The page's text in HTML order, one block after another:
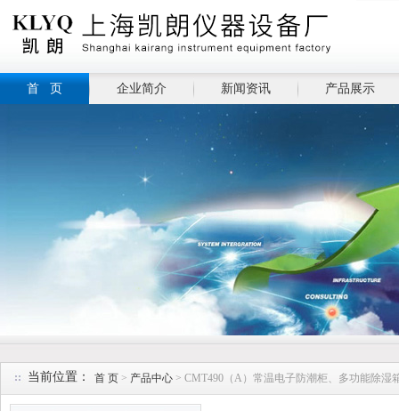
首 页 企业简介 新闻资讯 产品展示
当前位置： 首 页 > 产品中心 > CMT490（A）常温电子防潮柜、多功能除湿